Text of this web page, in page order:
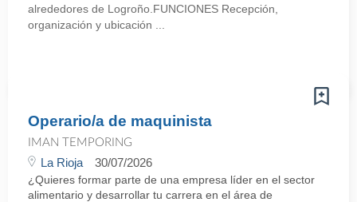
alrededores de Logroño.FUNCIONES Recepción,
organización y ubicación ...
Operario/a de maquinista
IMAN TEMPORING
La Rioja 30/07/2026
¿Quieres formar parte de una empresa líder en el sector
alimentario y desarrollar tu carrera en el área de